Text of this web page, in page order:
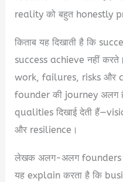
reality को बहुत honestly
किताब यह दिखाती है कि
success achieve नहीं
work, failures, risks और
founder की journey अलग
qualities दिखाई देती
और resilience।
लेखक अलग-अलग founders
यह explain करता है कि